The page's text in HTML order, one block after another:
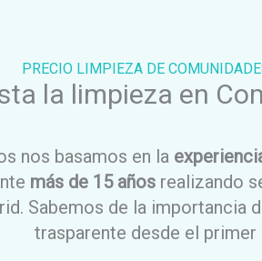
PRECIO LIMPIEZA DE
la limpieza en
nos basamos en la
más de 15 añosrealizando
Sabemos de la importancia
trasparente desde el primer